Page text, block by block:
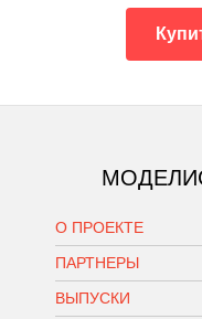
О ПРОЕКТЕ
ПАРТНЕРЫ
ВЫПУСКИ